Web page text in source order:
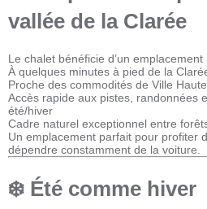
vallée de la Clarée
Le chalet bénéficie d’un
À quelques minutes à pied de la
Proche des commodités de Ville Haute
Accès rapide aux pistes, randonnées
été/hiver
Cadre naturel exceptionnel entre
Un emplacement parfait pour profiter
dépendre constamment de la voiture.
❄️ Été comme hiver